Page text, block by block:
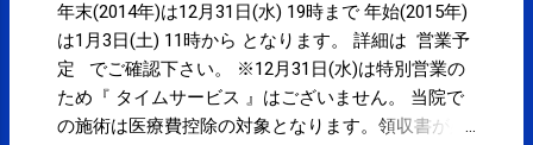
年末(2014年)は12月31日(水) 19時まで 年始(2015年)
は1月3日(土) 11時から となります。 詳細は 営業予
定 でご確認下さい。 ※12月31日(水)は特別営業の
ため『 タイムサービス 』はございません。 当院で
の施術は医療費控除の対象となります。領収書が必